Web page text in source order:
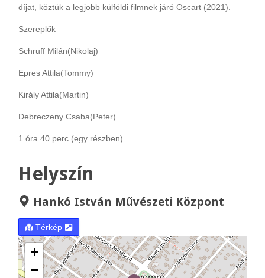
díjat, köztük a legjobb külföldi filmnek járó Oscart (2021).
Szereplők
Schruff Milán(Nikolaj)
Epres Attila(Tommy)
Király Attila(Martin)
Debreczeny Csaba(Peter)
1 óra 40 perc (egy részben)
Helyszín
Hankó István Művészeti Központ
Térkép
+
−